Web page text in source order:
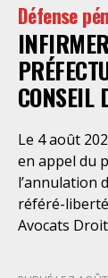
Défense
CONSEIL
Le 4 août
en appel du
l’annulation
référé-liberté
Avocats
personnes